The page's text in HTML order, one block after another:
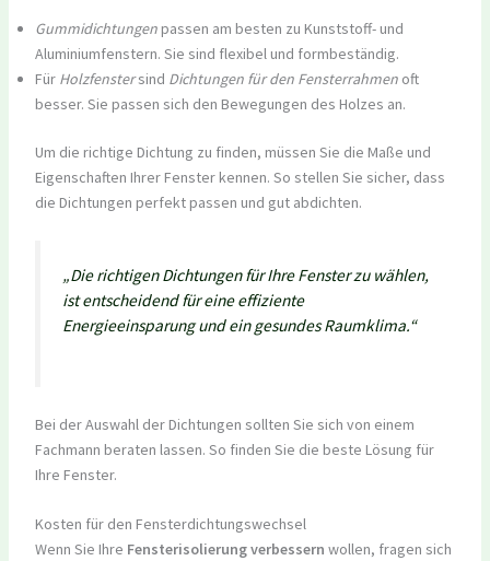
Gummidichtungenpassen am besten zu Kunststoff- und
Aluminiumfenstern. Sie sind flexibel und formbeständig.
Für Holzfenstersind Dichtungen für den Fensterrahmenoft
besser. Sie passen sich den Bewegungen des Holzes an.
Um die richtige Dichtung zu finden, müssen Sie die Maße und
Eigenschaften Ihrer Fenster kennen. So stellen Sie sicher, dass
die Dichtungen perfekt passen und gut abdichten.
„Die richtigen Dichtungen für Ihre Fenster zu wählen,
ist entscheidend für eine effiziente
Energieeinsparung und ein gesundes Raumklima.“
Bei der Auswahl der Dichtungen sollten Sie sich von einem
Fachmann beraten lassen. So finden Sie die beste Lösung für
Ihre Fenster.
Kosten für den Fensterdichtungswechsel
Wenn Sie Ihre Fensterisolierung verbessern wollen, fragen sich